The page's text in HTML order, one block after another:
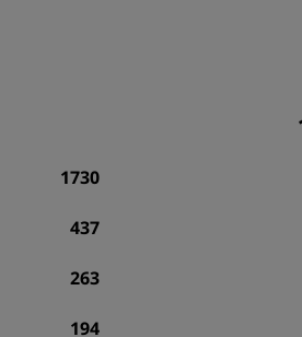
1730
437
263
194